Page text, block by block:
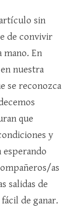
sin
de convivir
En
nuestra
se reconozca
que
y
esperando
as
salidas de
de ganar.